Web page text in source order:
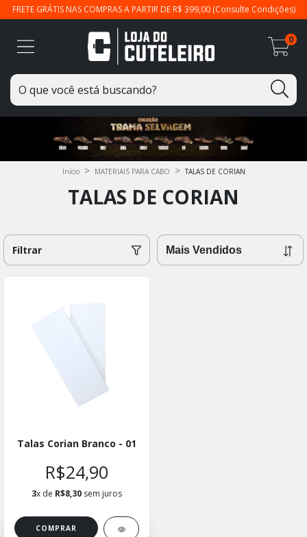
FRETE GRÁTIS NAS COMPRAS A PARTIR DE R$ 399,00 (Consulte Condições)
0
Início > MATERIAIS PARA CABO > TALAS DE CORIAN
TALAS DE CORIAN
Filtrar
Talas Corian Branco - 01
R$24,90
3x de R$8,30 sem juros